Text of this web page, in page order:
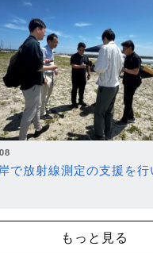
で放射線測定の支援を行
もっと見る